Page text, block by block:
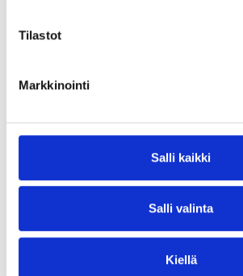
Tilastot
Markkinointi
Salli kaikki
Salli valinta
Kiellä